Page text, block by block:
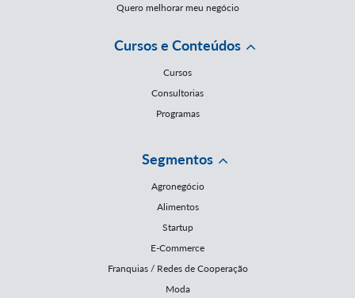
Quero melhorar meu negócio
Cursos e Conteúdos
Cursos
Consultorias
Programas
Segmentos
Agronegócio
Alimentos
Startup
E-Commerce
Franquias / Redes de Cooperação
Moda